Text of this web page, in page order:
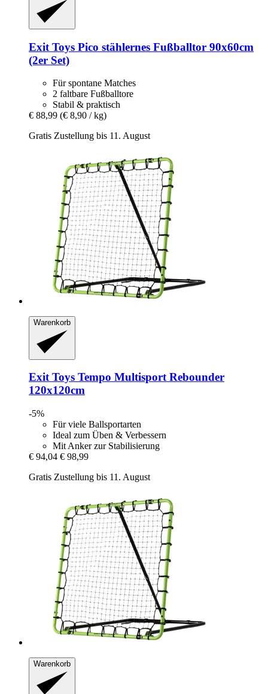
Exit Toys Pico stählernes Fußballtor 90x60cm
(2er Set)
Für spontane Matches
2 faltbare Fußballtore
Stabil & praktisch
€ 88,99 (€ 8,90 / kg)
Gratis Zustellung bis 11. August
Warenkorb
Exit Toys Tempo Multisport Rebounder
120x120cm
-5%
Für viele Ballsportarten
Ideal zum Üben & Verbessern
Mit Anker zur Stabilisierung
€ 94,04 € 98,99
Gratis Zustellung bis 11. August
Warenkorb